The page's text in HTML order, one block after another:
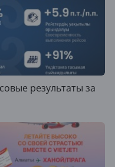
результаты за